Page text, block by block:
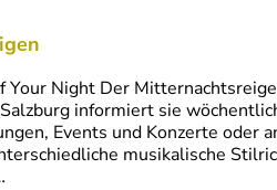
Your Night Der
informiert sie
Events und Konzerte oder
musikalische